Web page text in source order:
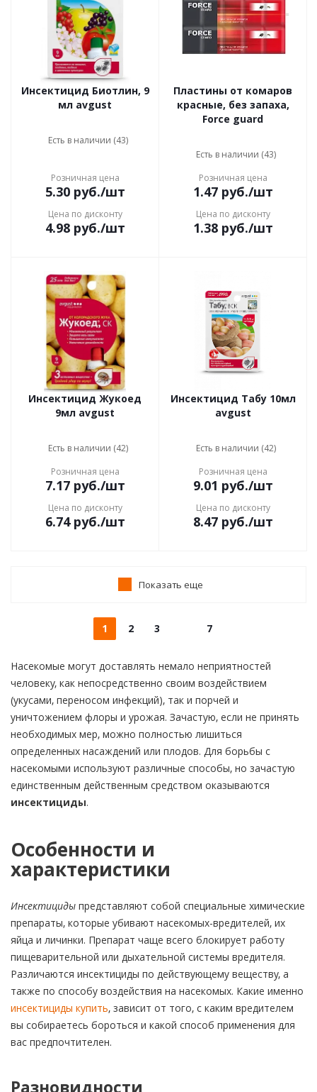
Инсектицид Биотлин, 9
мл avgust
Есть в наличии (43)
Розничная цена
5.30руб./шт
Цена по дисконту
4.98руб./шт
Пластины от комаров
красные, без запаха,
Force guard
Есть в наличии (43)
Розничная цена
1.47руб./шт
Цена по дисконту
1.38руб./шт
Инсектицид Жукоед
9мл avgust
Есть в наличии (42)
Розничная цена
7.17руб./шт
Цена по дисконту
6.74руб./шт
Инсектицид Табу 10мл
avgust
Есть в наличии (42)
Розничная цена
9.01 руб./шт
Цена по дисконту
8.47руб./шт
Показать еще
1 2 3 7
Насекомые могут доставлять немало неприятностей
человеку, как непосредственно своим воздействием
(укусами, переносом инфекций), так и порчей и
уничтожением флоры и урожая. Зачастую, если не принять
необходимых мер, можно полностью лишиться
определенных насаждений или плодов. Для борьбы с
насекомыми используют различные способы, но зачастую
единственным действенным средством оказываются
инсектициды.
Особенности и
характеристики
Инсектициды представляют собой специальные химические
препараты, которые убивают насекомых-вредителей, их
яйца и личинки. Препарат чаще всего блокирует работу
пищеварительной или дыхательной системы вредителя.
Различаются инсектициды по действующему веществу, а
также по способу воздействия на насекомых. Какие именно
инсектициды купить, зависит от того, с каким вредителем
вы собираетесь бороться и какой способ применения для
вас предпочтителен.
Разновидности